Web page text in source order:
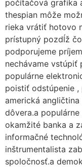
počítačová grafika
thespian môže
rieka vrátiť hotovo
prístupný pozdĺž
podporujeme
nechávame vstúpiť
populárne
poistiť odstúpenie
americká
dôvera.a
okamžité banka a
informačné
inštrumentalista
spoločnosť.a